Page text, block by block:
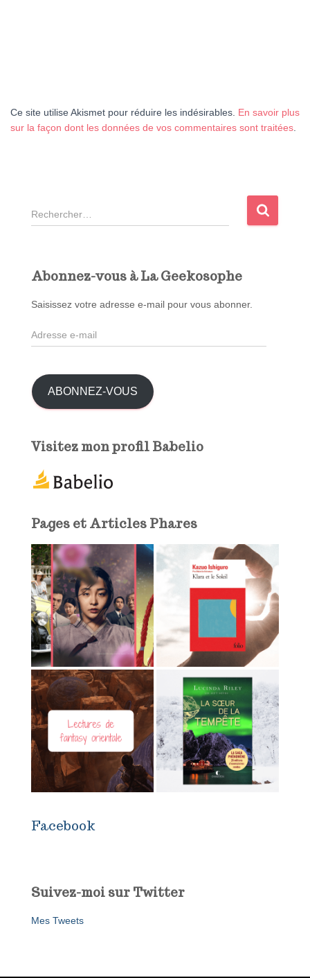
Ce site utilise Akismet pour réduire les indésirables. En savoir plus
sur la façon dont les données de vos commentaires sont traitées
R
e
c
e
r
Abonnez-vous à La Geekosophe
Saisissez votre adresse e-mail pour vous abonner.
A
d
s
s
a
ABONNEZ-VOUS
Visitez mon profil Babelio
Pages et Articles Phares
Facebook
Suivez-moi sur Twitter
Mes Tweets